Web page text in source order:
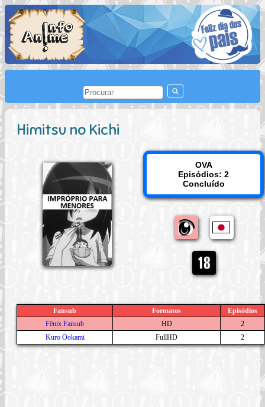
Himitsu no Kichi
OVA
Episódios: 2
Concluído
Fansub Formatos
Episódios
Fênix Fansub
HD
2
Kuro Ookami
FullHD 2